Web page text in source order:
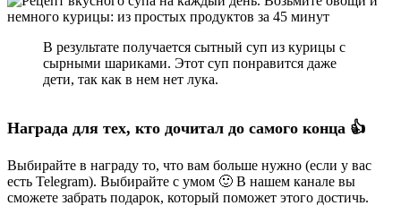
В результате получается сытный суп из курицы с
сырными шариками. Этот суп понравится даже
дети, так как в нем нет лука.
Награда для тех, кто дочитал до самого конца 👍
Выбирайте в награду то, что вам больше нужно (если у вас
есть Telegram). Выбирайте с умом 🙂 В нашем канале вы
сможете забрать подарок, который поможет этого достичь.